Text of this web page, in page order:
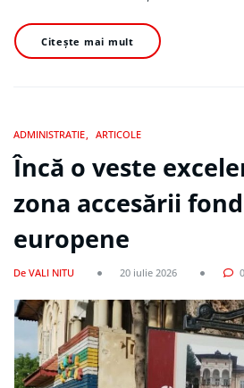
Citește mai mult
ADMINISTRATIE ARTICOLE
Încă o veste
zona accesării
europene
De VALI NITU 20 iulie 2026 0